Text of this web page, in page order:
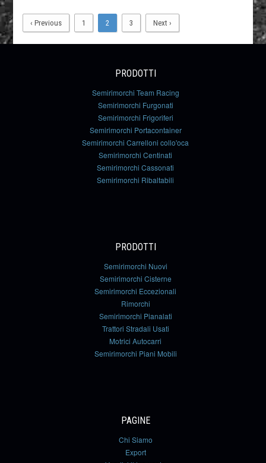
‹ Previous 1 2 3 Next ›
PRODOTTI
Semirimorchi Team Racing
Semirimorchi Furgonati
Semirimorchi Frigoriferi
Semirimorchi Portacontainer
Semirimorchi Carrelloni collo'oca
Semirimorchi Centinati
Semirimorchi Cassonati
Semirimorchi Ribaltabili
PRODOTTI
Semirimorchi Nuovi
Semirimorchi Cisterne
Semirimorchi Eccezionali
Rimorchi
Semirimorchi Pianalati
Trattori Stradali Usati
Motrici Autocarri
Semirimorchi Piani Mobili
PAGINE
Chi Siamo
Export